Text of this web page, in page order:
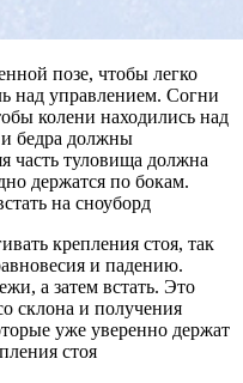
позе, чтобы легко
над управлением. Согни
колени находились над
бедра должны
часть туловища должна
держатся по бокам.
на сноуборд
крепления стоя, так
и падению.
а затем встать. Это
склона и получения
уже уверенно держат
стоя